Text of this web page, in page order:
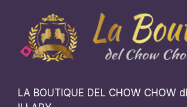
LA BOUTIQUE DEL CHOW CHOW